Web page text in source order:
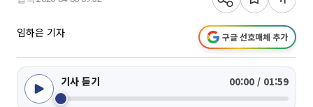
임하은 기자 구글 선호매체 추가
기사 듣기 00:00 / 01:59